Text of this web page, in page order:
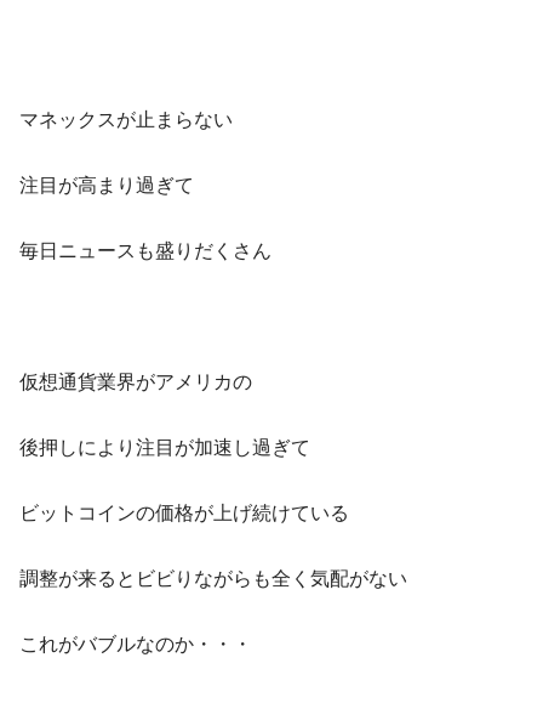
マネックスが止まらない
注目が高まり過ぎて
毎日ニュースも盛りだくさん
仮想通貨業界がアメリカの
後押しにより注目が加速し過ぎて
ビットコインの価格が上げ続けている
調整が来るとビビりながらも全く気配がない
これがバブルなのか・・・